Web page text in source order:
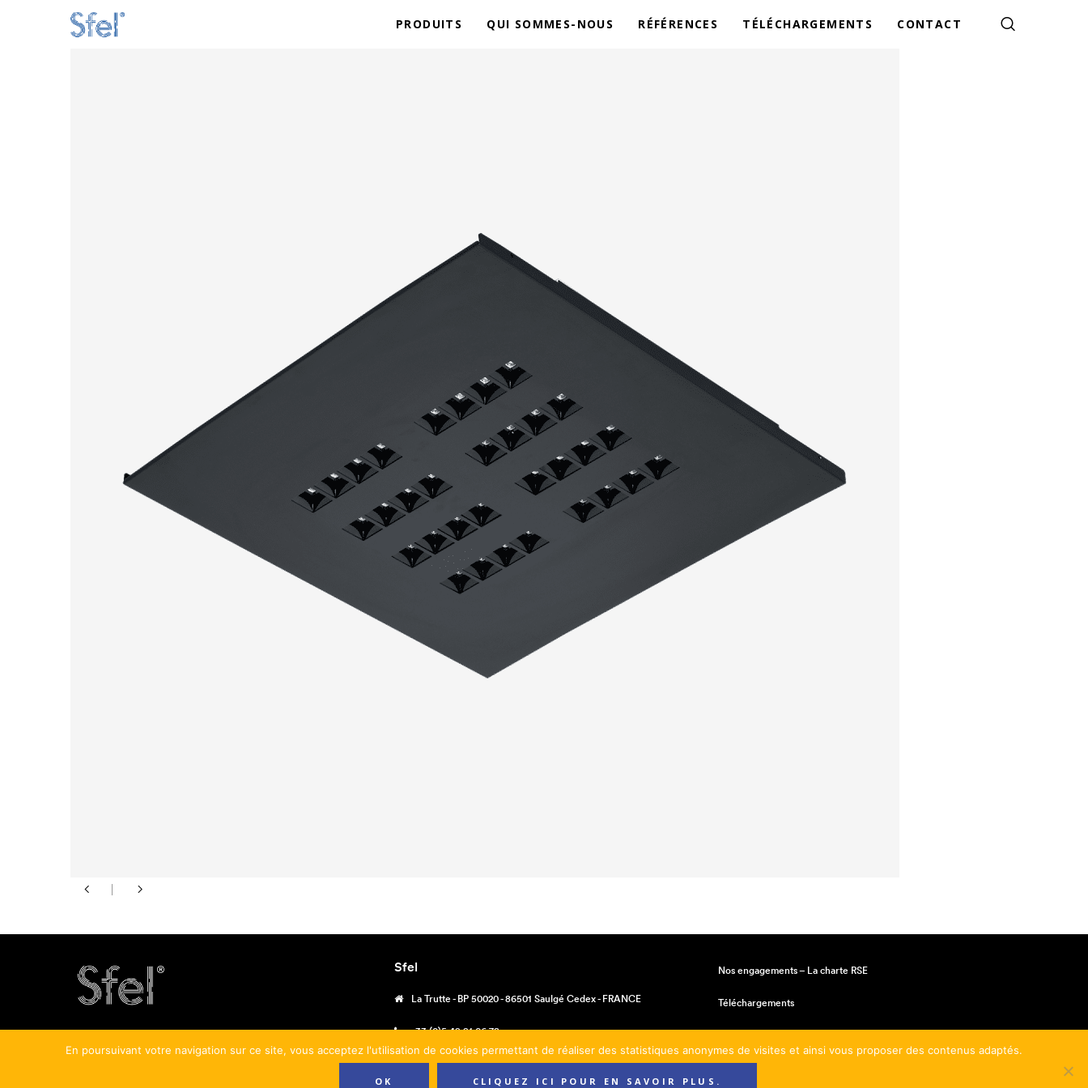
PRODUITS QUI SOMMES-NOUS RÉFÉRENCES TÉLÉCHARGEMENTS CONTACT
Sfel
La Trutte - BP 50020 - 86501 Saulgé Cedex - FRANCE
+33 (0)5 49 91 06 78
contact@sfel.fr
Nos engagements – La charte RSE
Téléchargements
Conditions générales de vente
En poursuivant votre navigation sur ce site, vous acceptez l'utilisation de cookies permettant de réaliser des statistiques anonymes de visites et ainsi vous proposer des contenus adaptés.
OK CLIQUEZ ICI POUR EN SAVOIR PLUS.